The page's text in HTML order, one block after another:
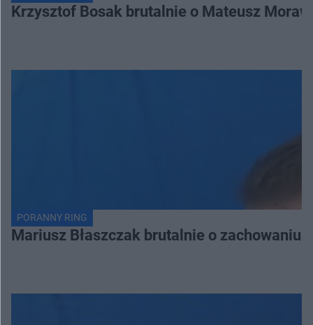
Krzysztof Bosak brutalnie o Mateusz
PORANNY RING
Mariusz Błaszczak brutalnie o zachowaniu